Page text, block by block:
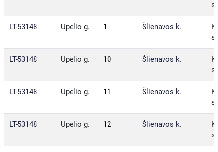
LT-53148 Upelio g. 1 Šlienavos k.
LT-53148 Upelio g. 10 Šlienavos k.
LT-53148 Upelio g. 11 Šlienavos k.
LT-53148 Upelio g. 12 Šlienavos k.